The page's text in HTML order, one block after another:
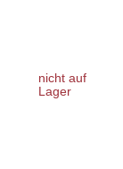
nicht auf
Lager